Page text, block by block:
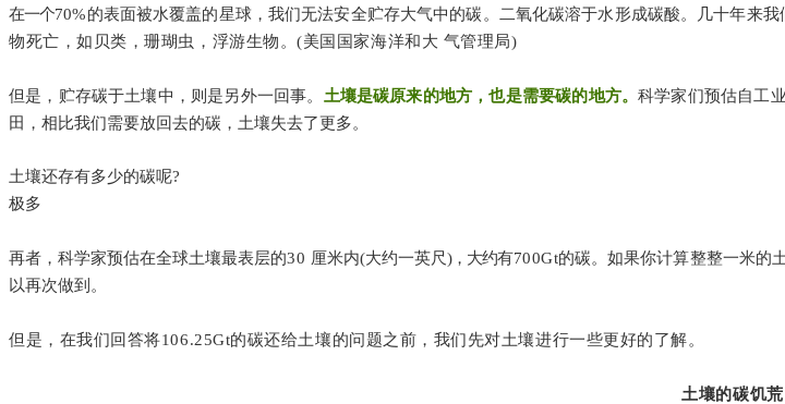
在一个70%的表面被水覆盖的星球，我们无法安全贮存大气中的碳。二氧化碳溶于水形成碳酸。几十年来
物死亡，如贝类，珊瑚虫，浮游生物。(美国国家海洋和大 气管理局)
但是，贮存碳于土壤中，则是另外一回事。 土壤是碳原来的地方，也是需要碳的地方。科学家们预估自工
田，相比我们需要放回去的碳，土壤失去了更多。
土壤还存有多少的碳呢?
极多
再者，科学家预估在全球土壤最表层的30 厘米内(大约一英尺)，大约有700Gt的碳。如果你计算整整一米的
以再次做到。
但是，在我们回答将106.25Gt的碳还给土壤的问题之前，我们先对土壤进行一些更好的了解。
土壤的碳饥荒